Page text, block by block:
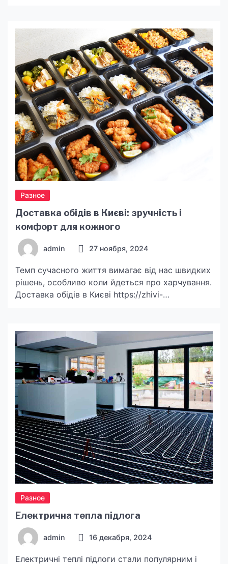
“товариський, але трохи впертий”?» або «Як
граматично правильно поєднати
прикметники?». Саме тому на курсах німецької
мови безкоштовно виділяють цій темі окрему
увагу — від […]
Разное
Доставка обідів в Києві: зручність і
комфорт для кожного
admin 27 ноября, 2024
Темп сучасного життя вимагає від нас швидких
рішень, особливо коли йдеться про харчування.
Доставка обідів в Києві https://zhivi-
поєднати якісне харчування з економією часу.
Як зробити правильний вибір і чому варто
скористатися цією послугою? Відповіді далі.
Переваги доставки обідів у столиці Живи
Смачно: філософія якісного харчування
Доставка обідів […]
Разное
Електрична тепла підлога
admin 16 декабря, 2024
Електричні теплі підлоги стали популярним і